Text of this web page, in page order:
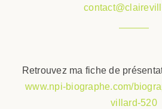
Retrouvez ma fiche de
www.npi-biographe.com/
villard-520